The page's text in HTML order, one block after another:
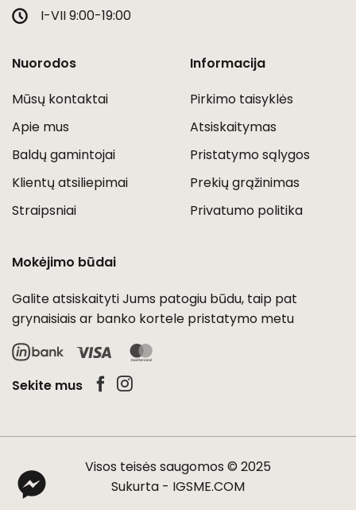
I-VII 9:00-19:00
Nuorodos
Mūsų kontaktai
Apie mus
Baldų gamintojai
Klientų atsiliepimai
Straipsniai
Informacija
Pirkimo taisyklės
Atsiskaitymas
Pristatymo sąlygos
Prekių grąžinimas
Privatumo politika
Mokėjimo būdai
Galite atsiskaityti Jums patogiu būdu, taip pat
grynaisiais ar banko kortele pristatymo metu
Visa
Sekite mus
Visos teisės saugomos © 2025
Sukurta - IGSME.COM